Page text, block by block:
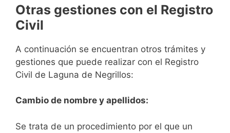
Otras gestiones con el Registro
Civil
A continuación se encuentran otros trámites y
gestiones que puede realizar con el Registro
Civil de Laguna de Negrillos:
Cambio de nombre y apellidos:
Se trata de un procedimiento por el que un